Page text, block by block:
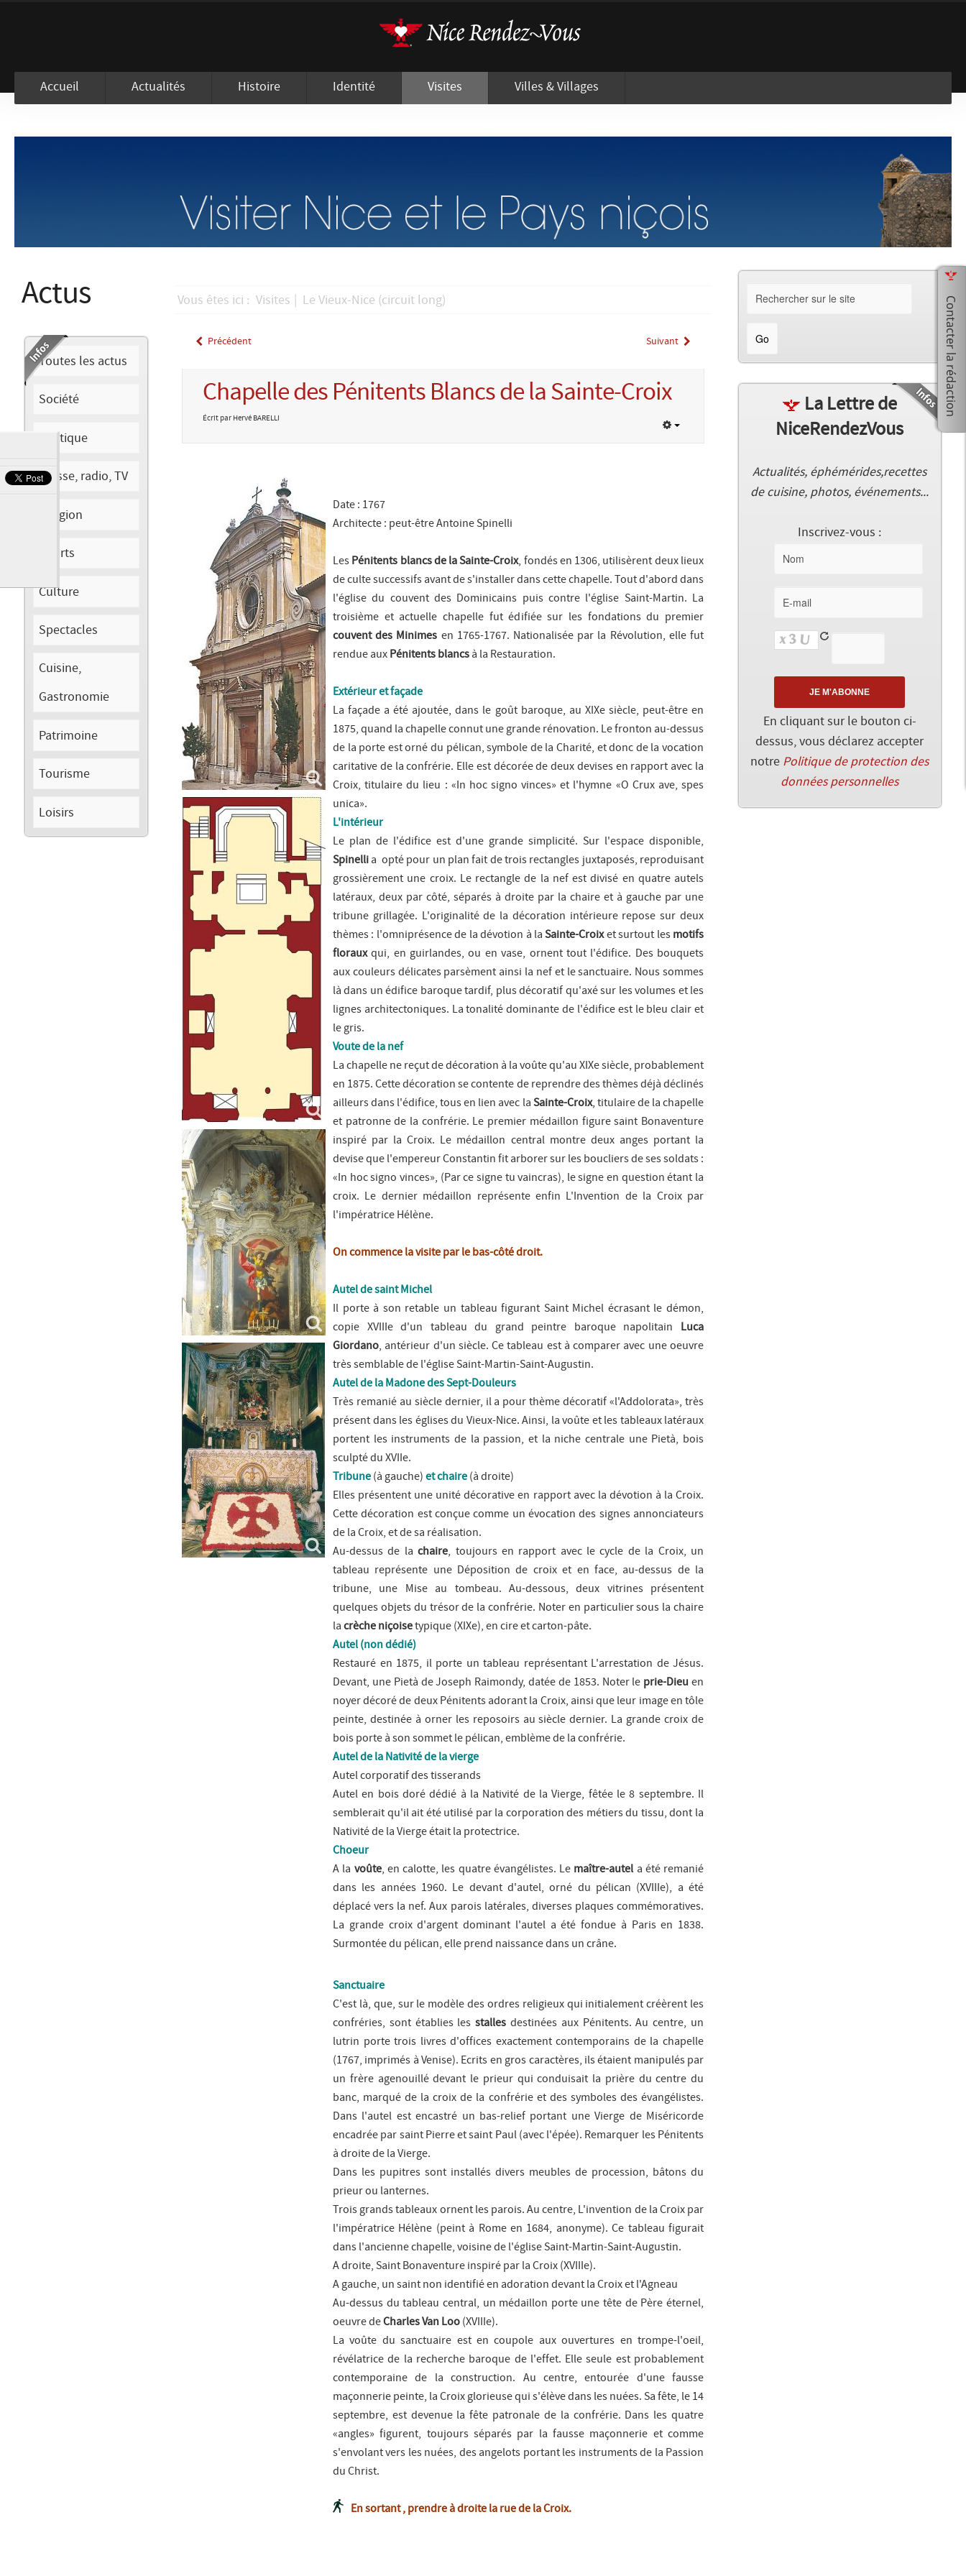
Accueil Actualités Histoire Identité Visites Villes & Villages
Actus
Toutes les actus
Société
Politique
Presse, radio, TV
Religion
Sports
Culture
Spectacles
Cuisine,
Gastronomie
Patrimoine
Tourisme
Loisirs
Vous êtes ici : Visites Le Vieux-Nice (circuit long)
Précédent Suivant
Chapelle des Pénitents Blancs de la Sainte-Croix
Écrit par Hervé BARELLI
Date : 1767
Architecte : peut-être Antoine Spinelli
Les Pénitents blancs de la Sainte-Croix, fondés en 1306, utilisèrent deux lieux
de culte successifs avant de s'installer dans cette chapelle. Tout d'abord dans
l'église du couvent des Dominicains puis contre l'église Saint-Martin. La
troisième et actuelle chapelle fut édifiée sur les fondations du premier
couvent des Minimes en 1765-1767. Nationalisée par la Révolution, elle fut
rendue aux Pénitents blancs à la Restauration.
Extérieur et façade
La façade a été ajoutée, dans le goût baroque, au XIXe siècle, peut-être en
1875, quand la chapelle connut une grande rénovation. Le fronton au-dessus
de la porte est orné du pélican, symbole de la Charité, et donc de la vocation
caritative de la confrérie. Elle est décorée de deux devises en rapport avec la
Croix, titulaire du lieu : «In hoc signo vinces» et l'hymne «O Crux ave, spes
unica».
L'intérieur
Le plan de l'édifice est d'une grande simplicité. Sur l'espace disponible,
Spinelli a opté pour un plan fait de trois rectangles juxtaposés, reproduisant
grossièrement une croix. Le rectangle de la nef est divisé en quatre autels
latéraux, deux par côté, séparés à droite par la chaire et à gauche par une
tribune grillagée. L'originalité de la décoration intérieure repose sur deux
thèmes : l'omniprésence de la dévotion à laSainte-Croixet surtout les motifs
florauxqui, en guirlandes, ou en vase, ornent tout l'édifice. Des bouquets
aux couleurs délicates parsèment ainsi la nef et le sanctuaire. Nous sommes
là dans un édifice baroque tardif, plus décoratif qu'axé sur les volumes et les
lignes architectoniques. La tonalité dominante de l'édifice est le bleu clair et
le gris.
Voute de la nef
La chapelle ne reçut de décoration à la voûte qu'au XIXe siècle, probablement
en 1875. Cette décoration se contente de reprendre des thèmes déjà déclinés
ailleurs dans l'édifice, tous en lien avec la Sainte-Croix, titulaire de la chapelle
et patronne de la confrérie. Le premier médaillon figuresaint Bonaventure
inspiré par la Croix. Le médaillon central montre deux anges portant la
devise que l'empereur Constantin fit arborer sur les boucliers de ses soldats :
«In hoc signo vinces», (Par ce signe tu vaincras), le signe en question étant la
croix. Le dernier médaillon représente enfin L'Invention de la Croixpar
l'impératrice Hélène.
On commence la visite par le bas-côté droit.
Autel de saint Michel
Il porte à son retable un tableau figurant Saint Michel écrasant le démon,
copie XVIIIe d'un tableau du grand peintre baroque napolitain Luca
Giordano, antérieur d'un siècle. Ce tableau est à comparer avec une oeuvre
très semblable de l'église Saint-Martin-Saint-Augustin.
Autel de la Madone des Sept-Douleurs
Très remanié au siècle dernier, il a pour thème décoratif «l'Addolorata», très
présent dans les églises du Vieux-Nice. Ainsi, la voûte et les tableaux latéraux
portent les instruments de la passion, et la niche centrale une Pietà, bois
sculpté du XVIIe.
Tribune (à gauche) et chaire (à droite)
Elles présentent une unité décorative en rapport avec la dévotion à la Croix.
Cette décoration est conçue comme un évocation des signes annonciateurs
de la Croix, et de sa réalisation.
Au-dessus de lachaire, toujours en rapport avec le cycle de la Croix, un
tableau représente une Déposition de croixet en face, au-dessus de la
tribune, une Mise au tombeau. Au-dessous, deux vitrines présentent
quelques objets du trésor de la confrérie. Noter en particulier sous la chaire
la crèche niçoisetypique (XIXe), en cire et carton-pâte.
Autel (non dédié)
Restauré en 1875, il porte un tableau représentant L'arrestation de Jésus.
Devant, une Pietà de Joseph Raimondy, datée de 1853. Noter le prie-Dieu en
noyer décoré de deux Pénitents adorant la Croix, ainsi que leur image en tôle
peinte, destinée à orner les reposoirs au siècle dernier. La grande croix de
bois porte à son sommet le pélican, emblème de la confrérie.
Autel de la Nativité de la vierge
Autel corporatif des tisserands
Autel en bois doré dédié à la Nativité de la Vierge, fêtée le 8 septembre. Il
semblerait qu'il ait été utilisé par la corporation des métiers du tissu, dont la
Nativité de la Vierge était la protectrice.
Choeur
A la voûte, en calotte, les quatre évangélistes. Le maître-autel a été remanié
dans les années 1960. Le devant d'autel, orné du pélican (XVIIIe), a été
déplacé vers la nef. Aux parois latérales, diverses plaques commémoratives.
La grande croix d'argent dominant l'autel a été fondue à Paris en 1838.
Surmontée du pélican, elle prend naissance dans un crâne.
Sanctuaire
C'est là, que, sur le modèle des ordres religieux qui initialement créèrent les
confréries, sont établies lesstalles destinées aux Pénitents. Au centre, un
lutrin porte trois livres d'offices exactement contemporains de la chapelle
(1767, imprimés à Venise). Ecrits en gros caractères, ils étaient manipulés par
un frère agenouillé devant le prieur qui conduisait la prière du centre du
banc, marqué de la croix de la confrérie et des symboles des évangélistes.
Dans l'autel est encastré un bas-relief portant une Vierge de Miséricorde
encadrée par saint Pierre et saint Paul (avec l'épée). Remarquer les Pénitents
à droite de la Vierge.
Dans les pupitres sont installés divers meubles de procession, bâtons du
prieur ou lanternes.
Trois grands tableaux ornent les parois. Au centre, L'invention de la Croix par
l'impératrice Hélène (peint à Rome en 1684, anonyme). Ce tableau figurait
dans l'ancienne chapelle, voisine de l'église Saint-Martin-Saint-Augustin.
A droite, Saint Bonaventure inspiré par la Croix (XVIIIe).
A gauche, un saint non identifié en adoration devant la Croix et l'Agneau
Au-dessus du tableau central, un médaillon porte une tête de Père éternel,
oeuvre deCharles Van Loo (XVIIIe).
La voûte du sanctuaire est en coupole aux ouvertures en trompe-l'oeil,
révélatrice de la recherche baroque de l'effet. Elle seule est probablement
contemporaine de la construction. Au centre, entourée d'une fausse
maçonnerie peinte, la Croix glorieuse qui s'élève dans les nuées. Sa fête, le 14
septembre, est devenue la fête patronale de la confrérie. Dans les quatre
«angles» figurent, toujours séparés par la fausse maçonnerie et comme
s'envolant vers les nuées, des angelots portant les instruments de la Passion
du Christ.
En sortant , prendre à droite la rue de la Croix.
La Lettre de
NiceRendezVous
Actualités, éphémérides,recettes
de cuisine, photos, événements...
Inscrivez-vous :
En cliquant sur le bouton ci-
dessus, vous déclarez accepter
notre Politique de protection des
données personnelles